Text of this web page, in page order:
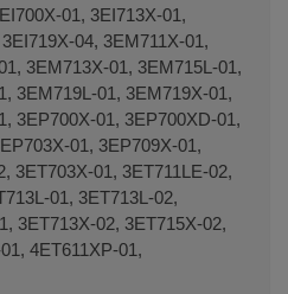
01, 3EI713X-01,
04, 3EM711X-01,
3EM713X-01, 3EM715L-01,
3EM719L-01, 3EM719X-01,
3EP700X-01, 3EP700XD-01,
01, 3EP709X-01,
3ET703X-01, 3ET711LE-02,
01, 3ET713L-02,
3ET713X-02, 3ET715X-02,
4ET611XP-01,